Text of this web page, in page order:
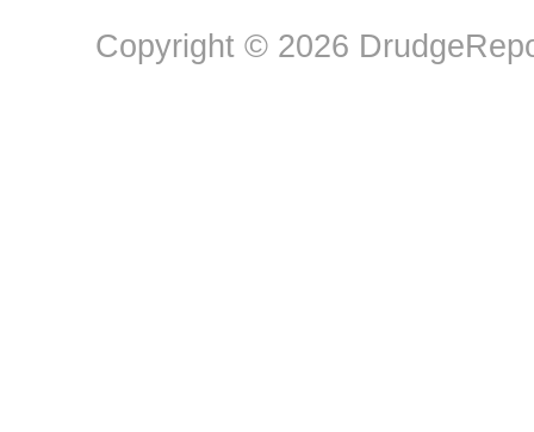
Copyright © 2026